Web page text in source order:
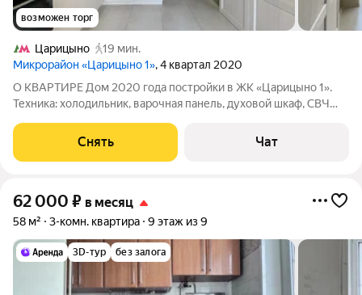
возможен торг
Царицыно
19 мин.
Микрорайон «Царицыно 1», 4 квартал 2020
О КВАРТИРЕ Дом 2020 года постройки в ЖК «Царицыно 1».
Техника: холодильник, варочная панель, духовой шкаф, СВЧ
утюг Мебель: кухонный гарнитур со встроенной техникой,
обеденный и 2 журнальных
Снять Чат
62 000 ₽ в месяц
58 м² 3-комн. квартира 9 этаж из 9
3D-тур без залога